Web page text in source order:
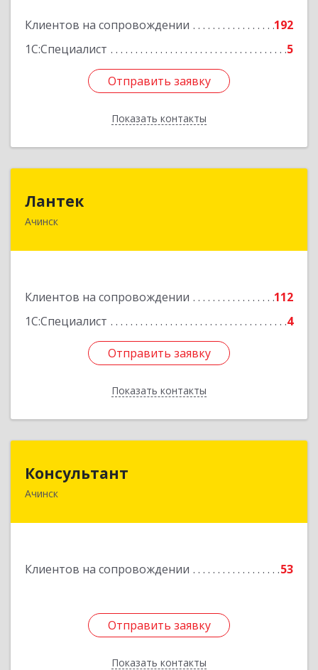
Клиентов на сопровождении
192
1С:Специалист
5
Отправить заявку
Показать контакты
Отправить заявку
Назад
Лантек
Ачинск
Клиентов на сопровождении
112
1С:Специалист
4
Отправить заявку
Показать контакты
Отправить заявку
Назад
Консультант
Ачинск
Клиентов на сопровождении 53
Отправить заявку
Показать контакты
662159, Красноярский край, Ачинск г, Юго-
Отправить заявку
Назад